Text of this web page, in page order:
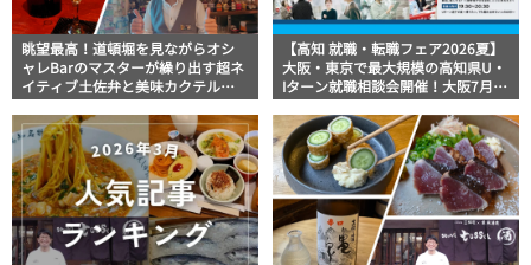
眺望最高！道頓堀を見ながらオシ
ャレBarのマスターが繰り出す超ネ
イティブ土佐弁と美味カクテルを
大阪】
【高知 就職・転職フェア2026夏】
大阪・東京で最大規模の高知県U・
Iターン就職相談会開催！大阪7月4